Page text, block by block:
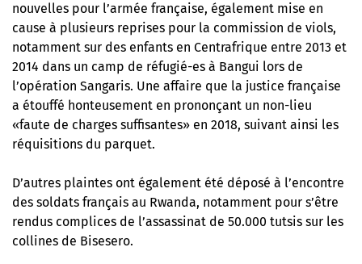
nouvelles pour l’armée française, également mise en
cause à plusieurs reprises pour la commission de viols,
notamment sur des enfants en Centrafrique entre 2013 et
2014 dans un camp de réfugié-es à Bangui lors de
l’opération Sangaris. Une affaire que la justice française
a étouffé honteusement en prononçant un non-lieu
«faute de charges suffisantes» en 2018, suivant ainsi les
réquisitions du parquet.
D’autres plaintes ont également été déposé à l’encontre
des soldats français au Rwanda, notamment pour s’être
rendus complices de l’assassinat de 50.000 tutsis sur les
collines de Bisesero.